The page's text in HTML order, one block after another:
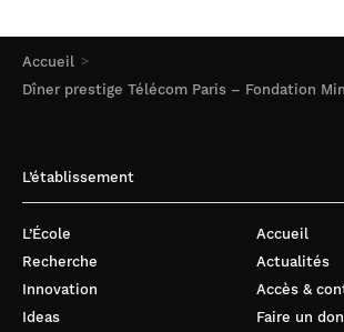
Accueil
Dîner prestige Télécom Paris – Fondation
L’établissement
L’École
Recherche
Innovation
Ideas
Accueil
Actualités
Accès &
Faire un don